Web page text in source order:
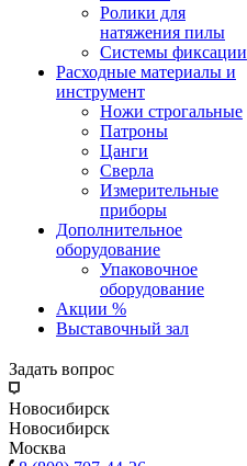
Ролики для
натяжения пилы
Системы фиксации
Расходные материалы и
инструмент
Ножи строгальные
Патроны
Цанги
Сверла
Измерительные
приборы
Дополнительное
оборудование
Упаковочное
оборудование
Акции %
Выставочный зал
Задать вопрос
Новосибирск
Новосибирск
Москва